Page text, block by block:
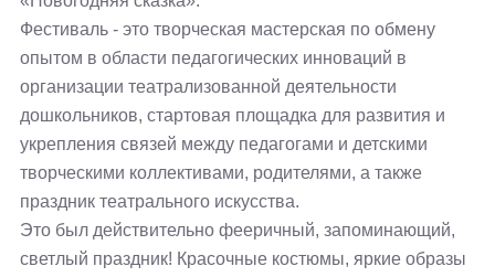
Фестиваль - это творческая мастерская по обмену
опытом в области педагогических инноваций в
организации театрализованной деятельности
дошкольников, стартовая площадка для развития и
укрепления связей между педагогами и детскими
творческими коллективами, родителями, а также
праздник театрального искусства.
Это был действительно фееричный, запоминающий,
светлый праздник! Красочные костюмы, яркие образы